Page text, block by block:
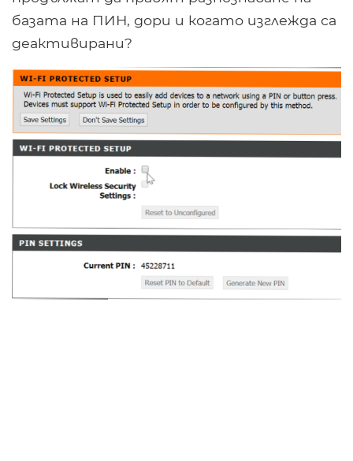
базата на ПИН, дори и когато изглежда са
деактивирани?